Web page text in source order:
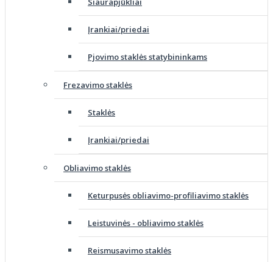
Įrankiai/priedai
Pjovimo staklės statybininkams
Frezavimo staklės
Staklės
Įrankiai/priedai
Obliavimo staklės
Keturpusės obliavimo-profiliavimo staklės
Leistuvinės - obliavimo staklės
Reismusavimo staklės